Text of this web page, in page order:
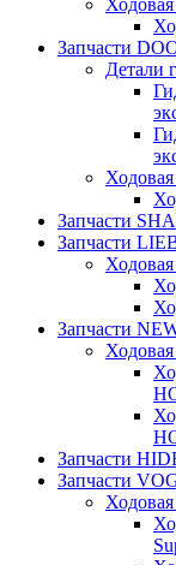
Запчасти
Детали
Ходовая
Запчасти
Запчасти
Запчасти
Запчасти
Запчасти
Ходовая